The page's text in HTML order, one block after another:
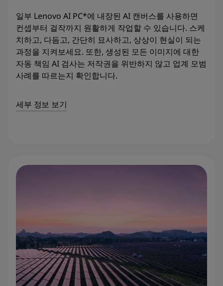
일부 Lenovo AI PC*에 내장된 AI 캔버스를 사용하면
컨셉부터 걸작까지 원활하게 작업할 수 있습니다. 스케
치하고, 다듬고, 간단히 묘사하고, 상상이 현실이 되는
과정을 지켜보세요. 또한, 생성된 모든 이미지에 대한
자동 책임 AI 검사는 저작권을 위반하지 않고 업계 모범
사례를 따르는지 확인합니다.
세부 정보 보기